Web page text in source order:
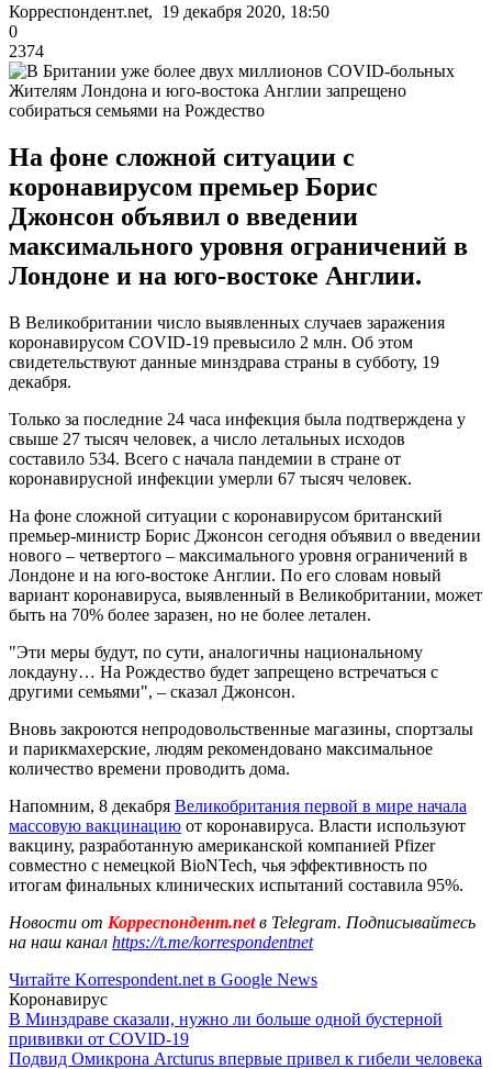
Корреспондент.net, 19 декабря 2020, 18:50
0
2374
Жителям Лондона и юго-востока Англии запрещено
собираться семьями на Рождество
На фоне сложной ситуации с
коронавирусом премьер Борис
Джонсон объявил о введении
максимального уровня ограничений в
Лондоне и на юго-востоке Англии.
В Великобритании число выявленных случаев заражения
коронавирусом COVID-19 превысило 2 млн. Об этом
свидетельствуют данные минздрава страны в субботу, 19
декабря.
Только за последние 24 часа инфекция была подтверждена у
свыше 27 тысяч человек, а число летальных исходов
составило 534. Всего с начала пандемии в стране от
коронавирусной инфекции умерли 67 тысяч человек.
На фоне сложной ситуации с коронавирусом британский
премьер-министр Борис Джонсон сегодня объявил о введении
нового – четвертого – максимального уровня ограничений в
Лондоне и на юго-востоке Англии. По его словам новый
вариант коронавируса, выявленный в Великобритании, может
быть на 70% более заразен, но не более летален.
"Эти меры будут, по сути, аналогичны национальному
локдауну… На Рождество будет запрещено встречаться с
другими семьями", – сказал Джонсон.
Вновь закроются непродовольственные магазины, спортзалы
и парикмахерские, людям рекомендовано максимальное
количество времени проводить дома.
Напомним, 8 декабря Великобритания первой в мире начала
массовую вакцинацию от коронавируса. Власти используют
вакцину, разработанную американской компанией Pfizer
совместно с немецкой BioNTech, чья эффективность по
итогам финальных клинических испытаний составила 95%.
Новости от Корреспондент.netв Telegram. Подписывайтесь
на наш канал https://t.me/korrespondentnet
Читайте Korrespondent.net в Google News
Коронавирус
В Минздраве сказали, нужно ли больше одной бустерной
прививки от COVID-19
Подвид Омикрона Arcturus впервые привел к гибели человека